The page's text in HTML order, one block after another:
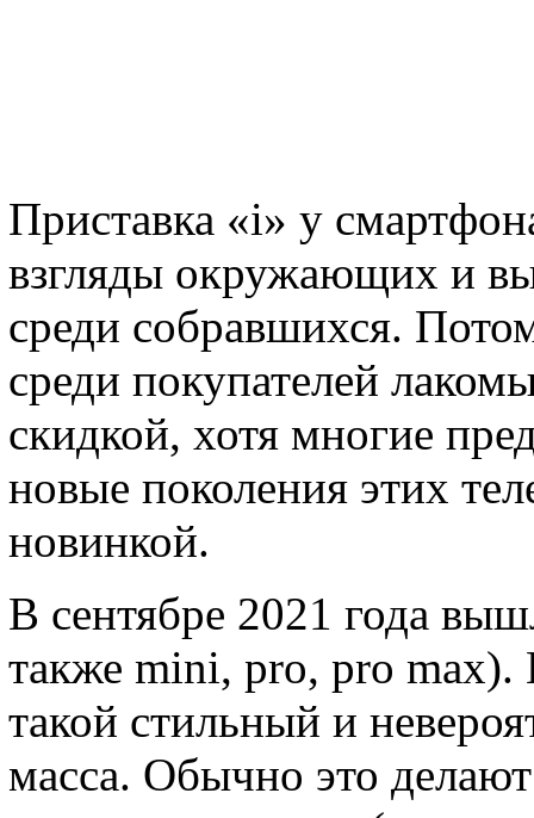
Приставка «i» у
взгляды окружающих и
среди собравшихся.
среди покупателей
скидкой, хотя многие
новые поколения этих
новинкой.
В сентябре 2021 года
также mini, pro, pro max).
такой стильный и
масса. Обычно это